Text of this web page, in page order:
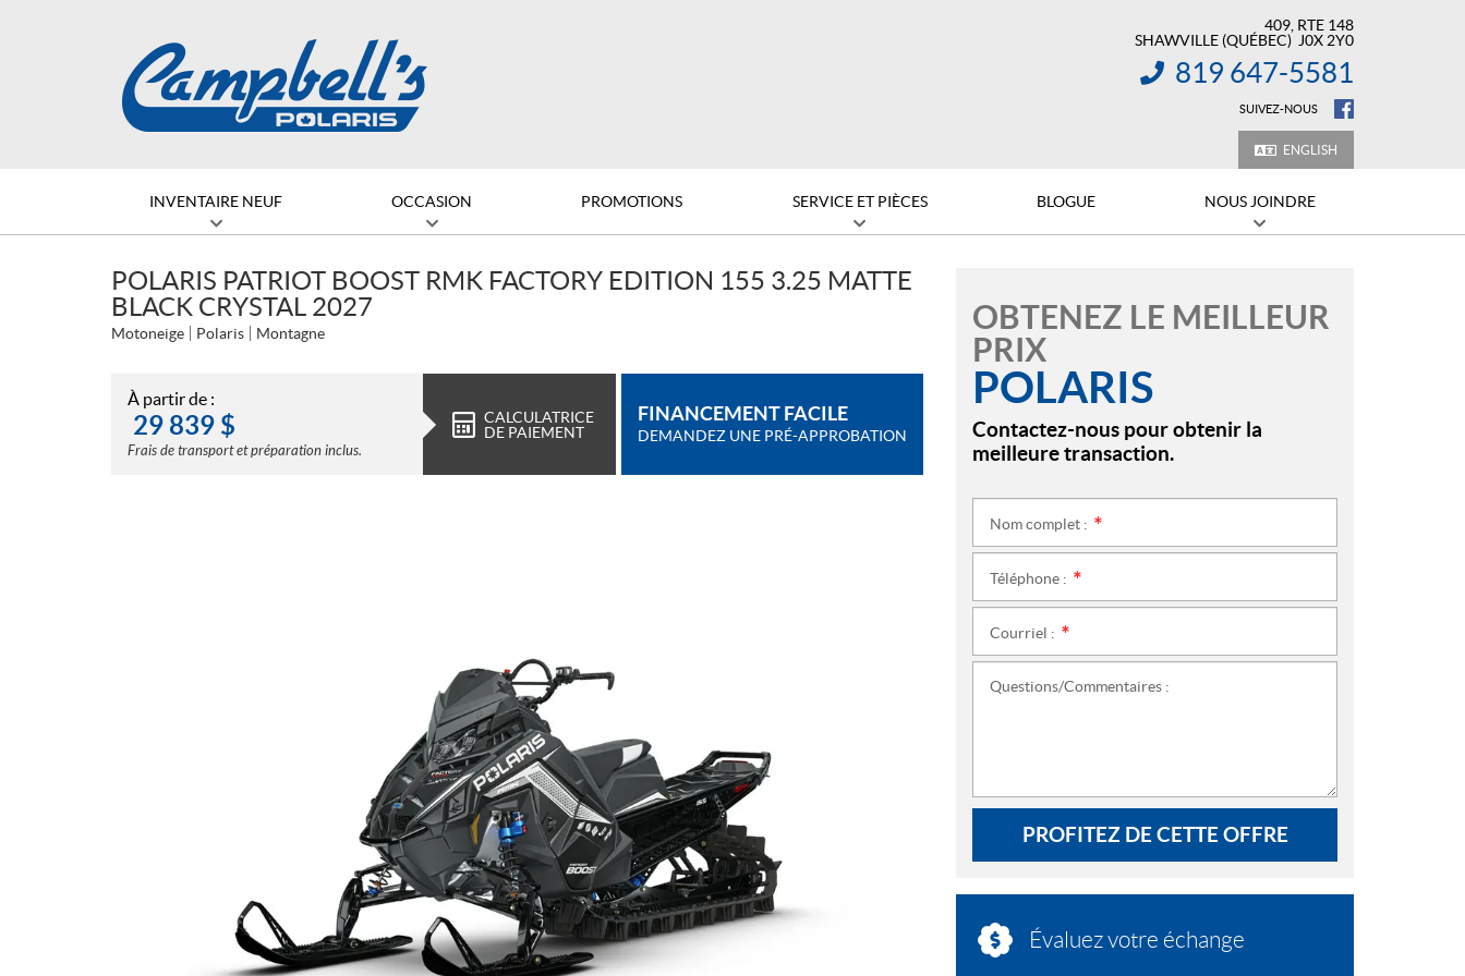
409, RTE 148
SHAWVILLE (QUÉBEC) J0X 2Y0
INFORMATION :
819 647-5581
SUIVEZ-NOUS
ENGLISH
INVENTAIRE NEUF OCCASION PROMOTIONS SERVICE ET PIÈCES BLOGUE NOUS JOINDRE
POLARIS PATRIOT BOOST RMK FACTORY EDITION 155 3.25 MATTE
BLACK CRYSTAL 2027
Motoneige Polaris Montagne
À partir de :
29 839 $
Frais de transport et préparation inclus.
CALCULATRICE
DE PAIEMENT
FINANCEMENT FACILE
DEMANDEZ UNE PRÉ-APPROBATION
OBTENEZ LE MEILLEUR
PRIX
POLARIS
Contactez-nous pour obtenir la
meilleure transaction.
Nom complet :
Téléphone :
Courriel :
Questions/Commentaires :
PROFITEZ DE CETTE OFFRE
Évaluez votre échange